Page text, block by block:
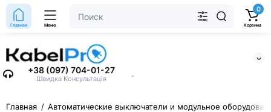
+38 (097) 704-01-27
Швидка Консультація
⌄
Главная Меню
0
Корзина
Главная Автоматические выключатели и модульное